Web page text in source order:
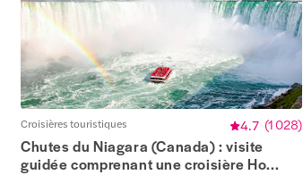
Croisières touristiques 4.7 (1 028)
Chutes du Niagara (Canada) : visite
guidée comprenant une croisière Ho...